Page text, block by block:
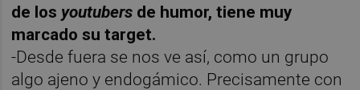
de los youtubers de humor, tiene muy
marcado su target.
-Desde fuera se nos ve así, como un grupo
algo ajeno y endogámico. Precisamente con